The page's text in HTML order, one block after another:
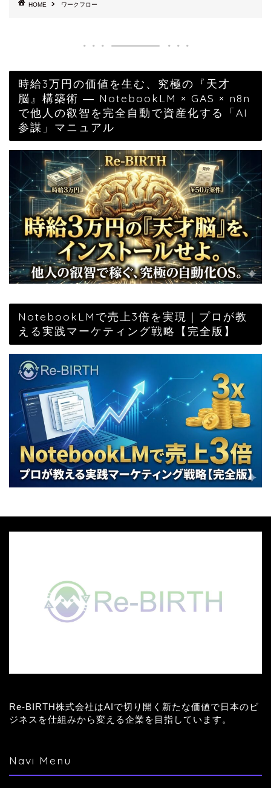
HOME ワークフロー
時給3万円の価値を生む、究極の『天才
脳』構築術 ― NotebookLM × GAS × n8n
で他人の叡智を完全自動で資産化する「AI
参謀」マニュアル
NotebookLMで売上3倍を実現｜プロが教
える実践マーケティング戦略【完全版】
Re-BIRTH株式会社はAIで切り開く新たな価値で日本のビ
ジネスを仕組みから変える企業を目指しています。
Navi Menu